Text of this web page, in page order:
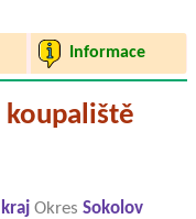
Informace
koupaliště
Okres Sokolov